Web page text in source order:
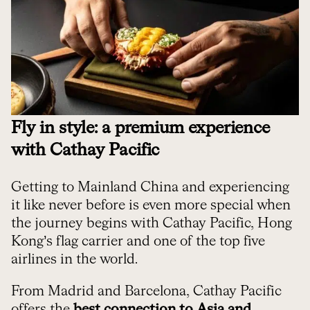
Fly in style: a premium experience
with Cathay Pacific
Getting to Mainland China and experiencing
it like never before is even more special when
the journey begins with Cathay Pacific, Hong
Kong’s flag carrier and one of the top five
airlines in the world.
From Madrid and Barcelona, Cathay Pacific